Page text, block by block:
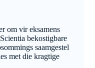
om vir eksamens
bekostigbare
saamgestel
met die kragtige